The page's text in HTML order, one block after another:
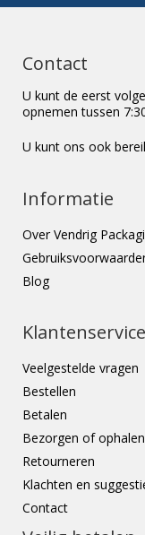
Contact
U kunt de eerst
opnemen tussen
U kunt ons ook
Informatie
Over Vendrig
Blog
Klantenservice
Veelgestelde vragen
Bestellen
Betalen
Bezorgen of ophalen
Retourneren
Klachten en
Contact